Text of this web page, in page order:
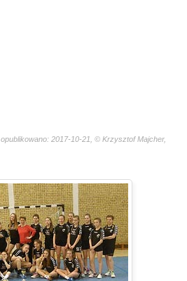
opublikowano: 2017-10-21, © Krzysztof Majcher,